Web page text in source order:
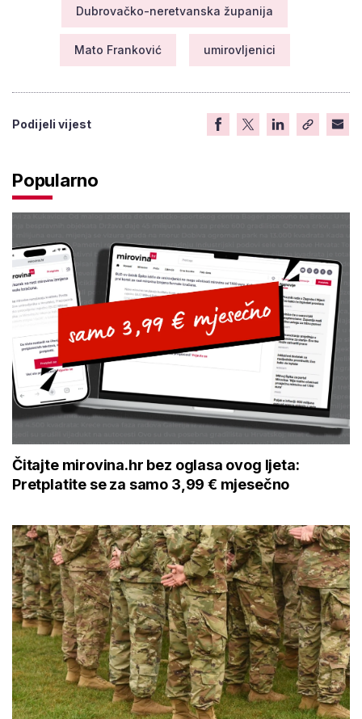
Dubrovačko-neretvanska županija
Mato Franković umirovljenici
Podijeli vijest
Popularno
Čitajte mirovina.hr bez oglasa ovog ljeta:
Pretplatite se za samo 3,99 € mjesečno